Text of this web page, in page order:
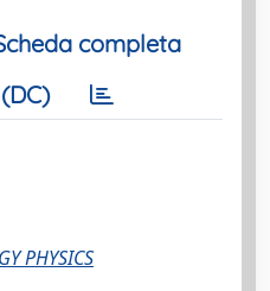
completa
PHYSICS